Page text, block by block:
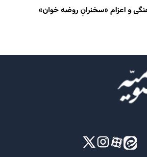
و اعزام «سخنرانِ روضه خوان»